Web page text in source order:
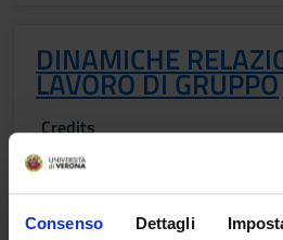
Consenso Dettagli
DINAMICHE
LAVORO DI GRUPPO
Credits
1
Period
FISIO VI 3^ ANNO - 2^